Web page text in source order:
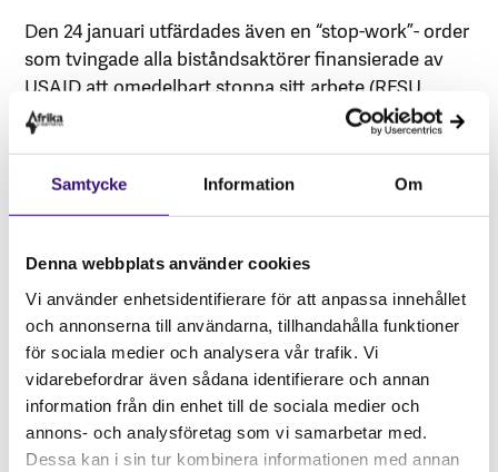
Samtycke Information Om
Denna webbplats använder cookies
Vi använder enhetsidentifierare för att anpassa innehållet
och annonserna till användarna, tillhandahålla funktioner
för sociala medier och analysera vår trafik. Vi
vidarebefordrar även sådana identifierare och annan
information från din enhet till de sociala medier och
annons- och analysföretag som vi samarbetar med.
Dessa kan i sin tur kombinera informationen med annan
Den 24 januari utfärdades även en “stop-work”- order
som tvingade alla biståndsaktörer finansierade av
USAID att omedelbart stoppa sitt arbete (RFSU
Reuters
). Sen dess är organisationerna juridiskt
skyldiga att invänta individuella godkännanden för
därefter, den 4 februari, meddelades att all
direktanställd USAID-personal skulle placeras på
administrativ ledighet och att de utlandsstationerade
arbetarna uppmanades att återvända till USA inom
30 dagar (Reuters).En domstol har lyckats stoppa
ordern och utfärdat ett tillfälligt beslut om att
“tjänstledig” personal kan återgå till jobbet
åtminstone till den 21 februari, men framtiden för
organisationer i behov av USAID är fortfarande
osäker ( Forbes,NY Times).